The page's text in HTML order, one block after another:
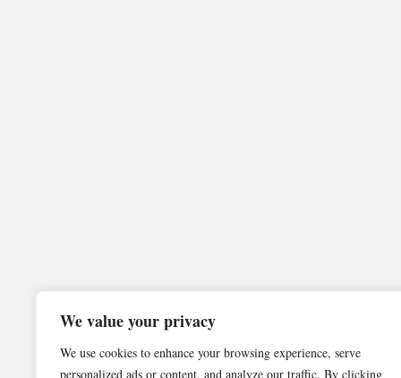
We value your privacy
We use cookies to enhance your browsing experience, serve
personalized ads or content, and analyze our traffic. By clicking